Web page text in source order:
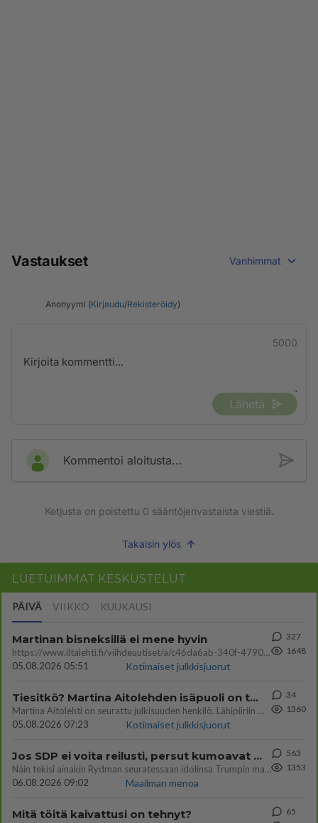
Vastaukset Vanhimmat
Anonyymi (Kirjaudu/Rekisteröidy)
5000
Lähetä
Kommentoi aloitusta...
Ketjusta on poistettu 0 sääntöjenvastaista viestiä.
Takaisin ylös
LUETUIMMAT KESKUSTELUT
PÄIVÄ VIIKKO KUUKAUSI
Martinan bisneksillä ei mene hyvin
https://www.iltalehti.fi/viihdeuutiset/a/c46da6ab-340f-4790-aaa7-0865eed2336 Yrityksen konkurssihakemus on tullut kärä
05.08.2026 05:51
Kotimaiset julkkisjuorut
327
1648
Tiesitkö? Martina Aitolehden isäpuoli on tämä suosittu laulaja
Martina Aitolehti on seurattu julkisuuden henkilö. Lähipiiriin mahtuu muitakin tunnettuja henkilöitä. Tiesitkö, että Ma
05.08.2026 07:23
Kotimaiset julkkisjuorut
34
1360
Jos SDP ei voita reilusti, persut kumoavat demokratian Suomesta
Näin tekisi ainakin Rydman seuratessaan idolinsa Trumpin mallia https://www.is.fi/politiikka/art-2000012187244.html
06.08.2026 09:02
Maailman menoa
563
1353
Mitä töitä kaivattusi on tehnyt?
65